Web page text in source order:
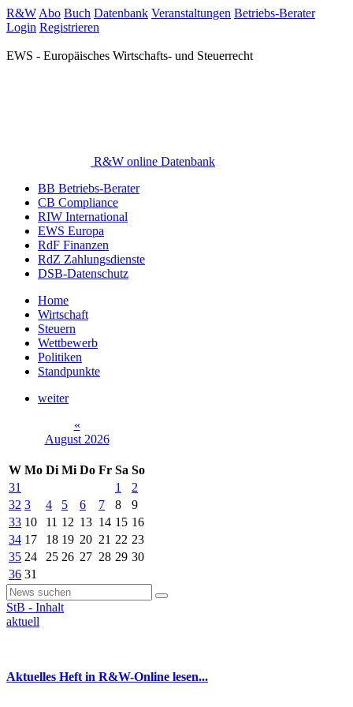
R&W Abo Buch Datenbank Veranstaltungen Betriebs-Berater
Login Registrieren
EWS - Europäisches Wirtschafts- und Steuerrecht
R&W online Datenbank
BB Betriebs-Berater
CB Compliance
RIW International
EWS Europa
RdF Finanzen
RdZ Zahlungsdienste
DSB-Datenschutz
Home
Wirtschaft
Steuern
Wettbewerb
Politiken
Standpunkte
weiter
«
August 2026
W Mo Di Mi Do Fr Sa So
31
1
2
32 3 4 5 6 7 8
9
33 10 11 12 13 14 15 16
34 17 18 19 20 21 22 23
35 24 25 26 27 28 29 30
36 31
StB - Inhalt
aktuell
Aktuelles Heft in R&W-Online lesen...